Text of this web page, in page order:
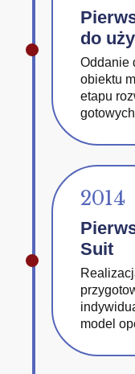
do
Oddanie
obiektu
etapu
2014
Suit
model